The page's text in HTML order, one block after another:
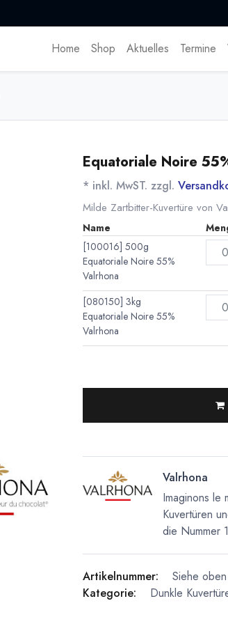
Home Shop Aktuelles Termine
Equatoriale Noire
* inkl. MwST. zzgl.
Milde Zartbitter-Kuvertüre von
Name
[100016] 500g
Equatoriale Noire 55%
Valrhona
[080150] 3kg
Equatoriale Noire 55%
Valrhona
Valrhona
Imaginons le
Kuvertüren
die Nummer
Artikelnummer:
Siehe
Kategorie:
Dunkle